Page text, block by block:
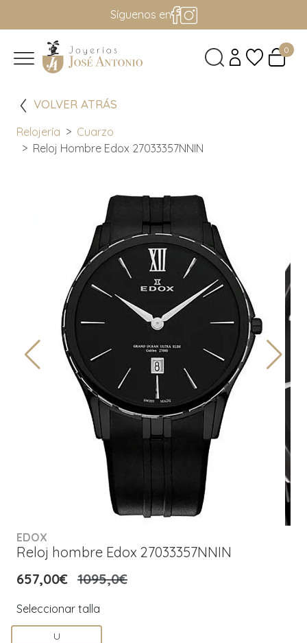
Síguenos en
0
VOLVER ATRÁS
Relojería
Cuarzo
Reloj Hombre Edox 27033357NNIN
EDOX
Reloj hombre Edox 27033357NNIN
657,00€ 1095,0€
Seleccionar talla
U